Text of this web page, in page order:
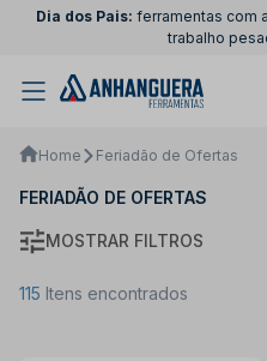
Dia dos Pais: ferramentas com
trabalho
Home Feriadão de Ofertas
FERIADÃO DE OFERTAS
MOSTRAR FILTROS
115 Itens encontrados